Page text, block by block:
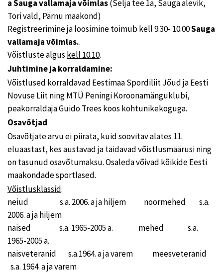
a Sauga vallamaja võimlas(Selja tee 1a, Sauga alevik,
Tori vald, Pärnu maakond)
Registreerimine ja loosimine toimub kell 9.30- 10.00Sauga
vallamaja võimlas..
Võistluste algus kell 10.10.
Juhtimine ja korraldamine:
Võistlused korraldavad Eestimaa Spordiliit Jõud ja Eesti
Novuse Liit ning MTÜ Peningi Koroonamänguklubi,
peakorraldaja Guido Trees koos kohtunikekoguga.
Osavõtjad
Osavõtjate arvu ei piirata, kuid soovitav alates 11.
eluaastast, kes austavad ja täidavad võistlusmäärusi ning
on tasunud osavõtumaksu. Osaleda võivad kõikide Eesti
maakondade sportlased.
Võistlusklassid:
neiud s.a. 2006. a ja hiljem noormehed s.a.
2006. a ja hiljem
naised s.a. 1965-2005 a. mehed s.a.
1965-2005 a.
naisveteranid s.a.1964. a ja varem meesveteranid
s.a. 1964. a ja varem